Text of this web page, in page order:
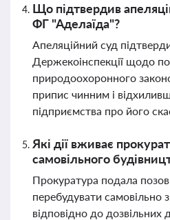
Що підтвердив
ФГ "Аделаїда"?
Апеляційний суд
Держекоінспекції щодо
природоохоронного
припис чинним і
підприємства про його
Які дії вживає
самовільного
Прокуратура подала
перебудувати самовільно
відповідно до дозвільних